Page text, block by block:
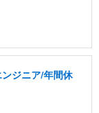
ジニア/年間休